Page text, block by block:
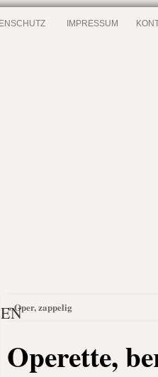
IMPRESSUM
«Oper, zappelig
Operette,